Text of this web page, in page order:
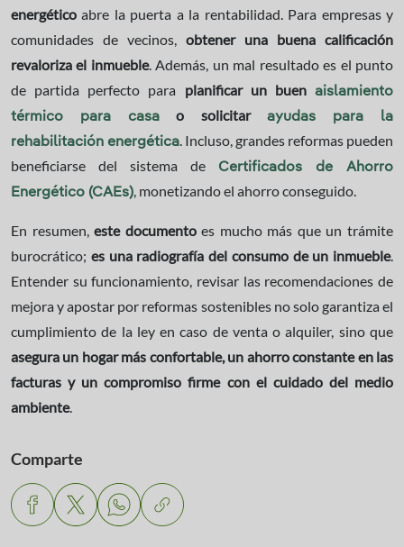
energético abre la puerta a la rentabilidad. Para empresas y
comunidades de vecinos, obtener una buena calificación
revaloriza el inmueble. Además, un mal resultado es el punto
de partida perfecto para planificar un buen aislamiento
térmico para casa
o solicitar
ayudas para la
rehabilitación energética. Incluso, grandes reformas pueden
beneficiarse del sistema de
Certificados de Ahorro
Energético (CAEs), monetizando el ahorro conseguido.
En resumen,este documentoes mucho más que un trámite
burocrático; es una radiografía del consumo de un inmueble.
Entender su funcionamiento, revisar las recomendaciones de
mejora y apostar por reformas sostenibles no solo garantiza el
cumplimiento de la ley en caso de venta o alquiler, sino que
asegura un hogar más confortable, un ahorro constante en las
facturas y un compromiso firme con el cuidado del medio
ambiente.
Comparte